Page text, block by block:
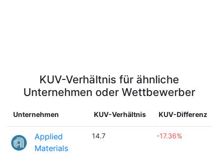
KUV-Verhältnis für ähnliche
Unternehmen oder Wettbewerber
Unternehmen KUV-Verhältnis KUV-Differenz
Applied
Materials
14.7 -17.36%